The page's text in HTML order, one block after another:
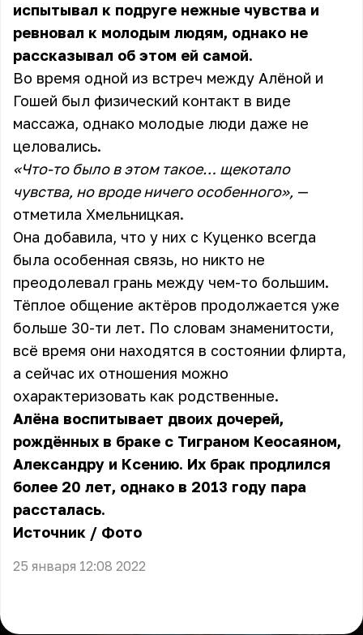
испытывал к подруге нежные чувства и
ревновал к молодым людям, однако не
рассказывал об этом ей самой.
Во время одной из встреч между Алёной и
Гошей был физический контакт в виде
массажа, однако молодые люди даже не
целовались.
«Что-то было в этом такое… щекотало
чувства, но вроде ничего особенного», —
отметила Хмельницкая.
Она добавила, что у них с Куценко всегда
была особенная связь, но никто не
преодолевал грань между чем-то большим.
Тёплое общение актёров продолжается уже
больше 30-ти лет. По словам знаменитости,
всё время они находятся в состоянии флирта,
а сейчас их отношения можно
охарактеризовать как родственные.
Алёна воспитывает двоих дочерей,
рождённых в браке с Тиграном Кеосаяном,
Александру и Ксению. Их брак продлился
более 20 лет, однако в 2013 году пара
рассталась.
Источник / Фото
25 января 12:08 2022